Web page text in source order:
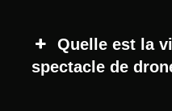
Quelle est la
spectacle de